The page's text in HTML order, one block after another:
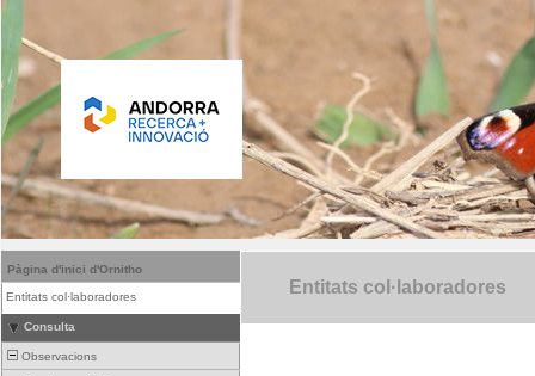
Pàgina d'inici d'Ornitho
Entitats col·laboradores
Consulta
Observacions
Entitats col·laboradores